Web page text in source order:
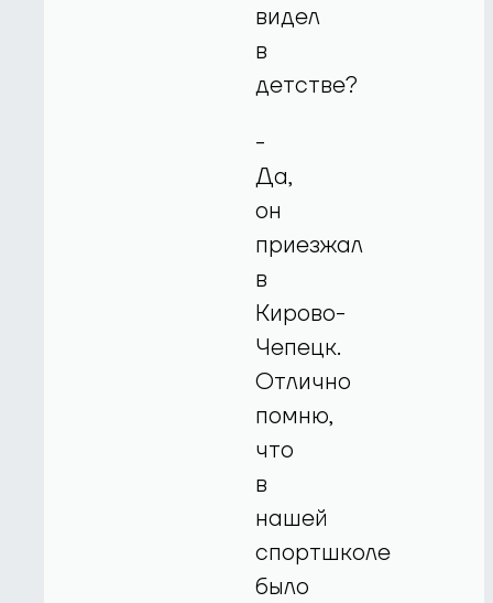
видел
в
детстве?
-
Да,
он
приезжал
в
Кирово-
Чепецк.
Отлично
помню,
что
в
нашей
спортшколе
было